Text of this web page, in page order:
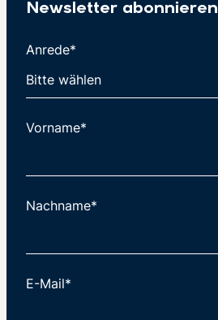
Newsletter abonnieren
Anrede*
Vorname*
Nachname*
E-Mail*